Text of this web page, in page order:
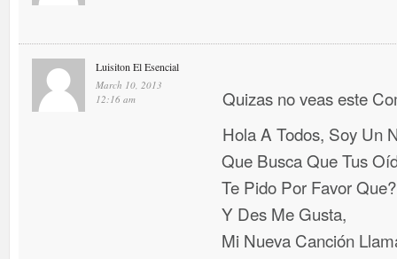
Luisiton El Esencial
March 10, 2013
12:16 am
Quizas no veas este
Hola A Todos, Soy Un
Que Busca Que Tus
Te Pido Por Favor
Y Des Me Gusta,
Mi Nueva Canción